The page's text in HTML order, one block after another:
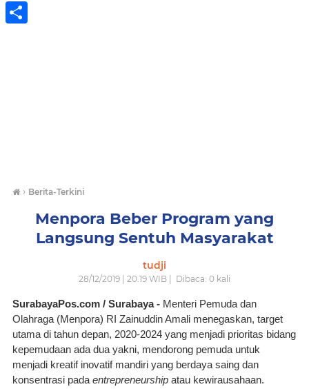
Pinterest
› Berita-Terkini
Menpora Beber Program yang
Langsung Sentuh Masyarakat
tudji
28/12/2019 | 20.19 WIB | Dibaca: 0 kali
SurabayaPos.com / Surabaya - Menteri Pemuda dan
Olahraga (Menpora) RI Zainuddin Amali menegaskan, target
utama di tahun depan, 2020-2024 yang menjadi prioritas bidang
kepemudaan ada dua yakni, mendorong pemuda untuk
menjadi kreatif inovatif mandiri yang berdaya saing dan
konsentrasi pada entrepreneurship atau kewirausahaan.